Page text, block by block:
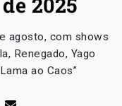
agosto, com shows
Renegado, Yago
ao Caos”